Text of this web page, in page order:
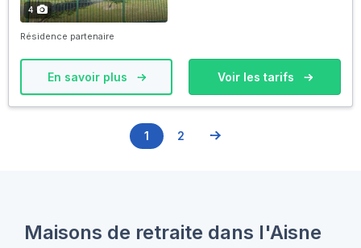
4
Résidence partenaire
En savoir plus Voir les tarifs
1 2
Maisons de retraite dans l'Aisne